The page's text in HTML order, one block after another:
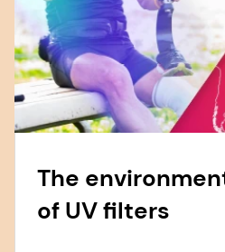
The
of UV filters